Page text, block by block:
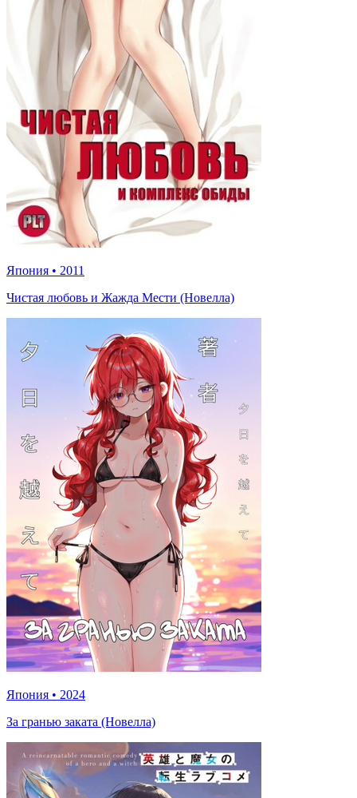
Япония • 2011
Чистая любовь и Жажда Мести (Новелла)
Япония • 2024
За гранью заката (Новелла)